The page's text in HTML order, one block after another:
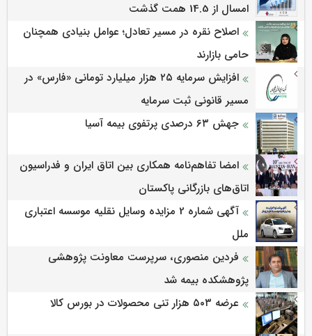
امسال از 14.5 همت گذشت
اصلاح نقره در مسیر تعادل؛ عوامل بنیادی همچنان
حامی بازارند
افزایش سرمایه ۲۵ هزار میلیارد تومانی «فارس» در
مسیر قانونی ثبت سرمایه
جهش ۶۳ درصدی پرتفوی بیمه آسیا
امضا تفاهم‌نامه همکاری بین اتاق ایران و فدراسیون
اتاق‌های بازرگانی پاکستان
آگهی شماره 2 مزایده وسایل نقلیه موسسه اعتباری
ملل
فردین منصوری، سرپرست معاونت پژوهشی
پژوهشكده بیمه شد
عرضه ۵۰۳ هزار تنی محصولات در بورس کالا